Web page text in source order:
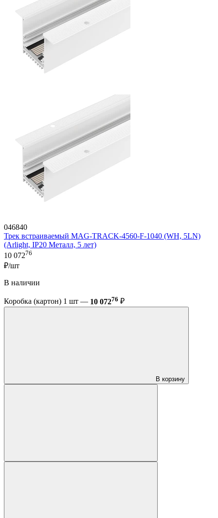
046840
Трек встраиваемый MAG-TRACK-4560-F-1040 (WH, 5LN)
(Arlight, IP20 Металл, 5 лет)
10 07276
₽/шт
В наличии
Коробка (картон) 1 шт — 10 07276 ₽
В корзину